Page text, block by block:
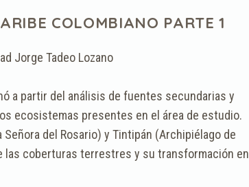
COLOMBIANO PARTE 1
Jorge Tadeo Lozano
a partir del análisis de fuentes secundarias y
ecosistemas presentes en el área de estudio.
del Rosario) y Tintipán (Archipiélago de
las coberturas terrestres y su transformación en